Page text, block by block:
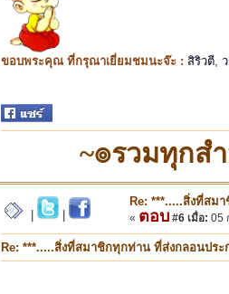
ขอบพระคุณ ที่กรุณาเยี่ยมชมนะจ๊ะ : สิริวตี
~๏รวมทุกส
Re: ***.....สิ่งที่สม
« ตอบ #6 เมื่อ: 05
Re: ***.....สิ่งที่สมาชิกทุกท่าน ที่ส่งกลอนปร